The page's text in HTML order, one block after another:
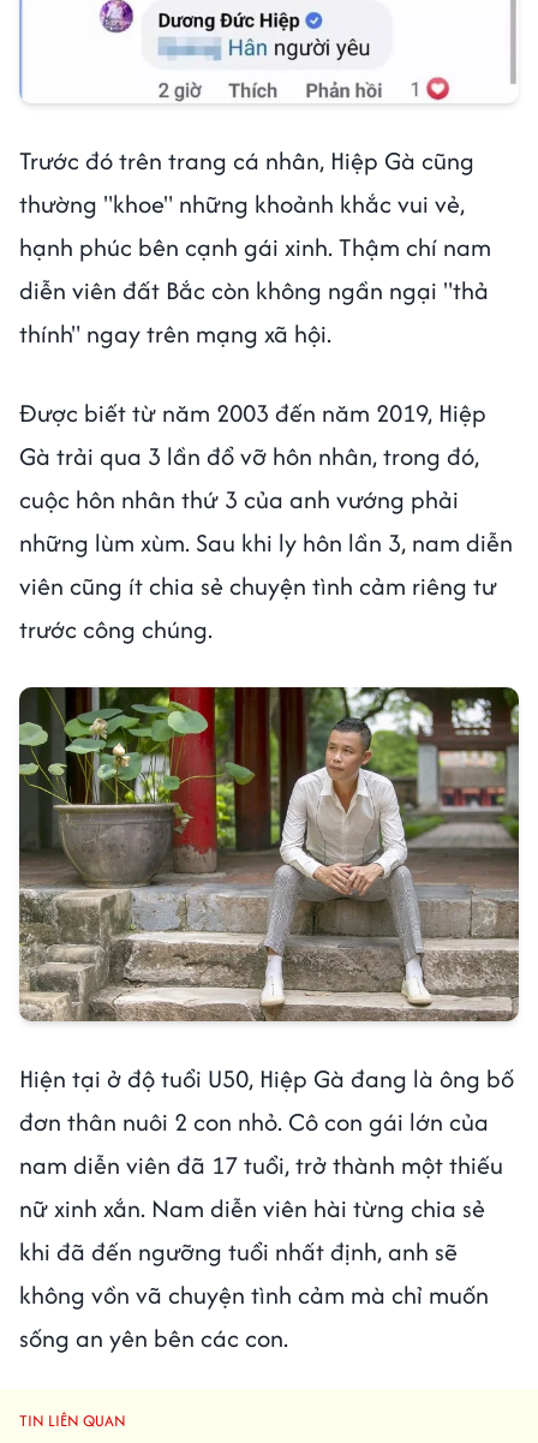
Trước đó trên trang cá nhân, Hiệp Gà cũng
thường "khoe" những khoảnh khắc vui vẻ,
hạnh phúc bên cạnh gái xinh. Thậm chí nam
diễn viên đất Bắc còn không ngần ngại "thả
thính" ngay trên mạng xã hội.
Được biết từ năm 2003 đến năm 2019, Hiệp
Gà trải qua 3 lần đổ vỡ hôn nhân, trong đó,
cuộc hôn nhân thứ 3 của anh vướng phải
những lùm xùm. Sau khi ly hôn lần 3, nam diễn
viên cũng ít chia sẻ chuyện tình cảm riêng tư
trước công chúng.
Hiện tại ở độ tuổi U50, Hiệp Gà đang là ông bố
đơn thân nuôi 2 con nhỏ. Cô con gái lớn của
nam diễn viên đã 17 tuổi, trở thành một thiếu
nữ xinh xắn. Nam diễn viên hài từng chia sẻ
khi đã đến ngưỡng tuổi nhất định, anh sẽ
không vồn vã chuyện tình cảm mà chỉ muốn
sống an yên bên các con.
TIN LIÊN QUAN